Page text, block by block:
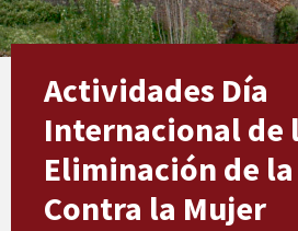
Actividades Día
Internacional de
Eliminación de
Contra la Mujer